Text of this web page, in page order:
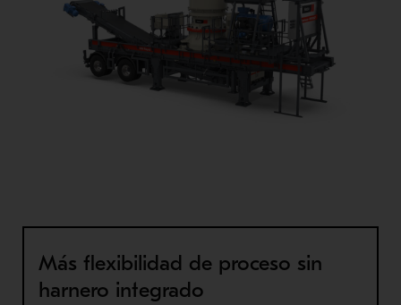
Más flexibilidad de proceso sin
harnero integrado